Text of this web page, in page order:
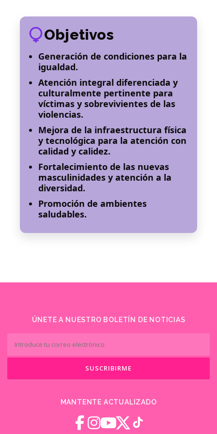
Objetivos
Generación de condiciones para la
igualdad.
Atención integral diferenciada y
culturalmente pertinente para
víctimas y sobrevivientes de las
violencias.
Mejora de la infraestructura física
y tecnológica para la atención con
calidad y calidez.
Fortalecimiento de las nuevas
masculinidades y atención a la
diversidad.
Promoción de ambientes
saludables.
ÚNETE A NUESTRO BOLETÍN DE NOTICIAS
MANTENTE ACTUALIZADO